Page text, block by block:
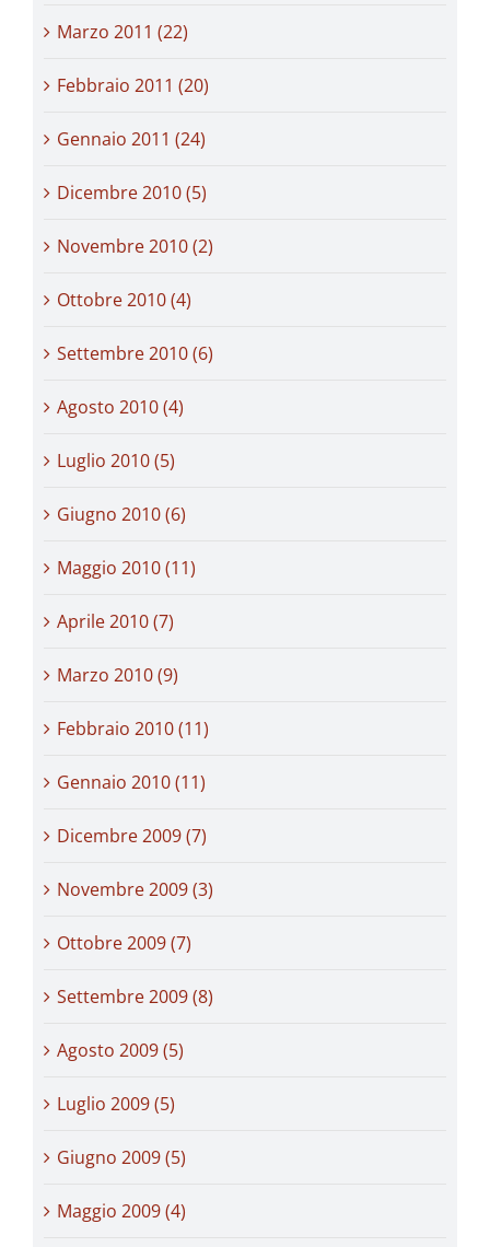
Marzo 2011 (22)
Febbraio 2011 (20)
Gennaio 2011 (24)
Dicembre 2010 (5)
Novembre 2010 (2)
Ottobre 2010 (4)
Settembre 2010 (6)
Agosto 2010 (4)
Luglio 2010 (5)
Giugno 2010 (6)
Maggio 2010 (11)
Aprile 2010 (7)
Marzo 2010 (9)
Febbraio 2010 (11)
Gennaio 2010 (11)
Dicembre 2009 (7)
Novembre 2009 (3)
Ottobre 2009 (7)
Settembre 2009 (8)
Agosto 2009 (5)
Luglio 2009 (5)
Giugno 2009 (5)
Maggio 2009 (4)